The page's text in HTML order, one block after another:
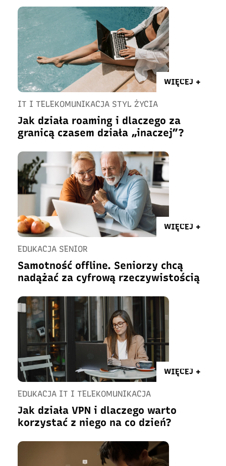
WIĘCEJ +
IT I TELEKOMUNIKACJA STYL ŻYCIA
Jak działa roaming i dlaczego za
granicą czasem działa „inaczej”?
WIĘCEJ +
EDUKACJA SENIOR
Samotność offline. Seniorzy chcą
nadążać za cyfrową rzeczywistością
WIĘCEJ +
EDUKACJA IT I TELEKOMUNIKACJA
Jak działa VPN i dlaczego warto
korzystać z niego na co dzień?